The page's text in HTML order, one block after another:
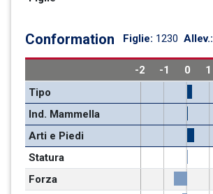
Conformation Figlie: 1230 Allev.:
-2 -1 0 1
Tipo
Ind. Mammella
Arti e Piedi
Statura
Forza